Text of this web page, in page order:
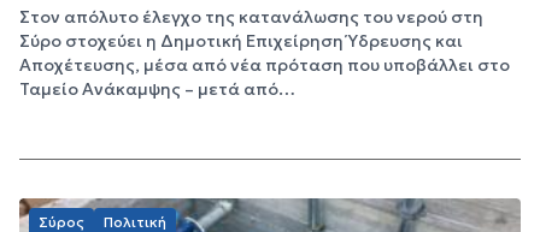
Στον απόλυτο έλεγχο της κατανάλωσης του νερού στη
Σύρο στοχεύει η Δημοτική Επιχείρηση Ύδρευσης και
Αποχέτευσης, μέσα από νέα πρόταση που υποβάλλει στο
Ταμείο Ανάκαμψης – μετά από…
Σύρος Πολιτική